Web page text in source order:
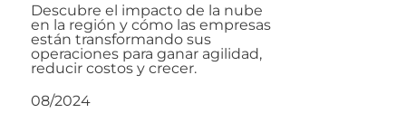
Descubre el impacto de la nube
en la región y cómo las empresas
están transformando sus
operaciones para ganar agilidad,
reducir costos y crecer.
08/2024